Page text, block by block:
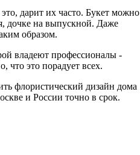
дарит их часто. Букет можно
дочке на выпускной. Даже
образом.
владеют профессионалы -
что это порадует всех.
флористический дизайн дома
и России точно в срок.